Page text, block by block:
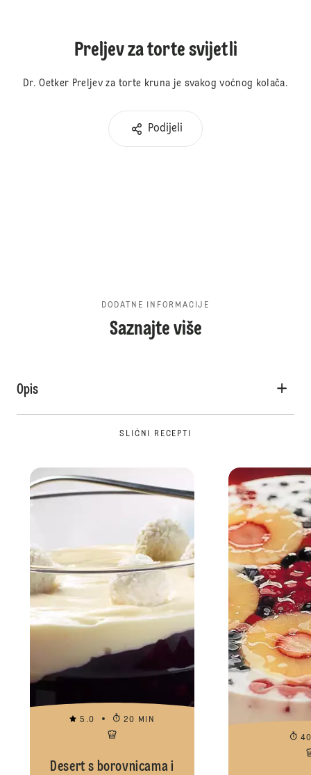
Preljev za torte svijetli
Dr. Oetker Preljev za torte kruna je svakog voćnog kolača.
Podijeli
DODATNE INFORMACIJE
Saznajte više
Opis
SLIČNI RECEPTI
5.0 20 MIN
Desert s borovnicama i